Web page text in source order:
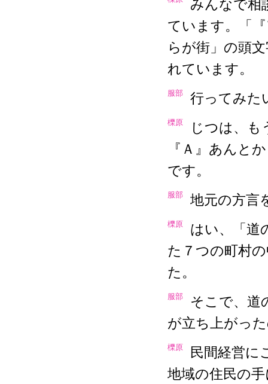
みんなで相
ています。「
らが街」の頭
れています。
服部 行ってみた
櫟原
じつは、も
『Ａ』あんと
です。
服部 地元の方言
櫟原
はい、「道
た７つの町村
た。
服部
そこで、道
が立ち上がっ
櫟原
民間経営に
地域の住民の